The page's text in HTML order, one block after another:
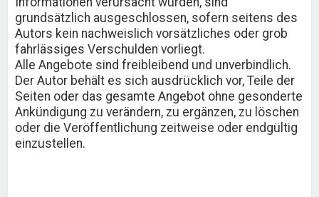
grundsätzlich ausgeschlossen, sofern seitens des
Autors kein nachweislich vorsätzliches oder grob
fahrlässiges Verschulden vorliegt.
Alle Angebote sind freibleibend und unverbindlich.
Der Autor behält es sich ausdrücklich vor, Teile der
Seiten oder das gesamte Angebot ohne gesonderte
Ankündigung zu verändern, zu ergänzen, zu löschen
oder die Veröffentlichung zeitweise oder endgültig
einzustellen.